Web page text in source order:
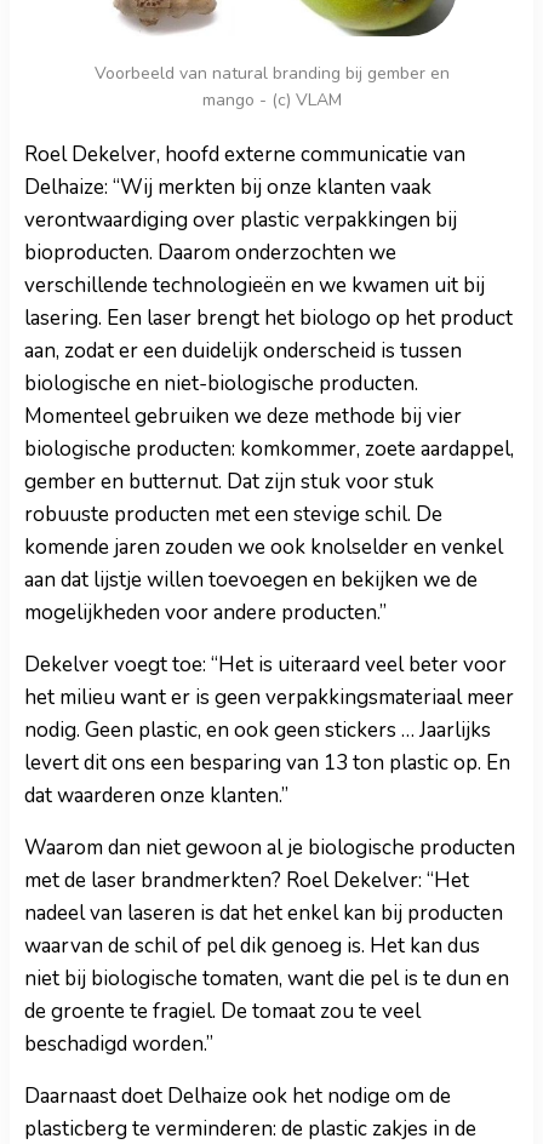
Voorbeeld van natural branding bij gember en
mango - (c) VLAM
Roel Dekelver, hoofd externe communicatie van
Delhaize: “Wij merkten bij onze klanten vaak
verontwaardiging over plastic verpakkingen bij
bioproducten. Daarom onderzochten we
verschillende technologieën en we kwamen uit bij
lasering. Een laser brengt het biologo op het product
aan, zodat er een duidelijk onderscheid is tussen
biologische en niet-biologische producten.
Momenteel gebruiken we deze methode bij vier
biologische producten: komkommer, zoete aardappel,
gember en butternut. Dat zijn stuk voor stuk
robuuste producten met een stevige schil. De
komende jaren zouden we ook knolselder en venkel
aan dat lijstje willen toevoegen en bekijken we de
mogelijkheden voor andere producten.”
Dekelver voegt toe: “Het is uiteraard veel beter voor
het milieu want er is geen verpakkingsmateriaal meer
nodig. Geen plastic, en ook geen stickers … Jaarlijks
levert dit ons een besparing van 13 ton plastic op. En
dat waarderen onze klanten.”
Waarom dan niet gewoon al je biologische producten
met de laser brandmerkten? Roel Dekelver: “Het
nadeel van laseren is dat het enkel kan bij producten
waarvan de schil of pel dik genoeg is. Het kan dus
niet bij biologische tomaten, want die pel is te dun en
de groente te fragiel. De tomaat zou te veel
beschadigd worden.”
Daarnaast doet Delhaize ook het nodige om de
plasticberg te verminderen: de plastic zakjes in de